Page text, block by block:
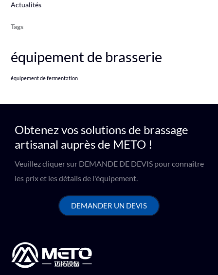
Actualités
Tags
équipement de brasserie
équipement de fermentation
Obtenez vos solutions de brassage
artisanal auprès de METO !
Veuillez cliquer sur DEMANDE DE DEVIS pour connaître
les prix et les détails de l'équipement.
DEMANDER UN DEVIS